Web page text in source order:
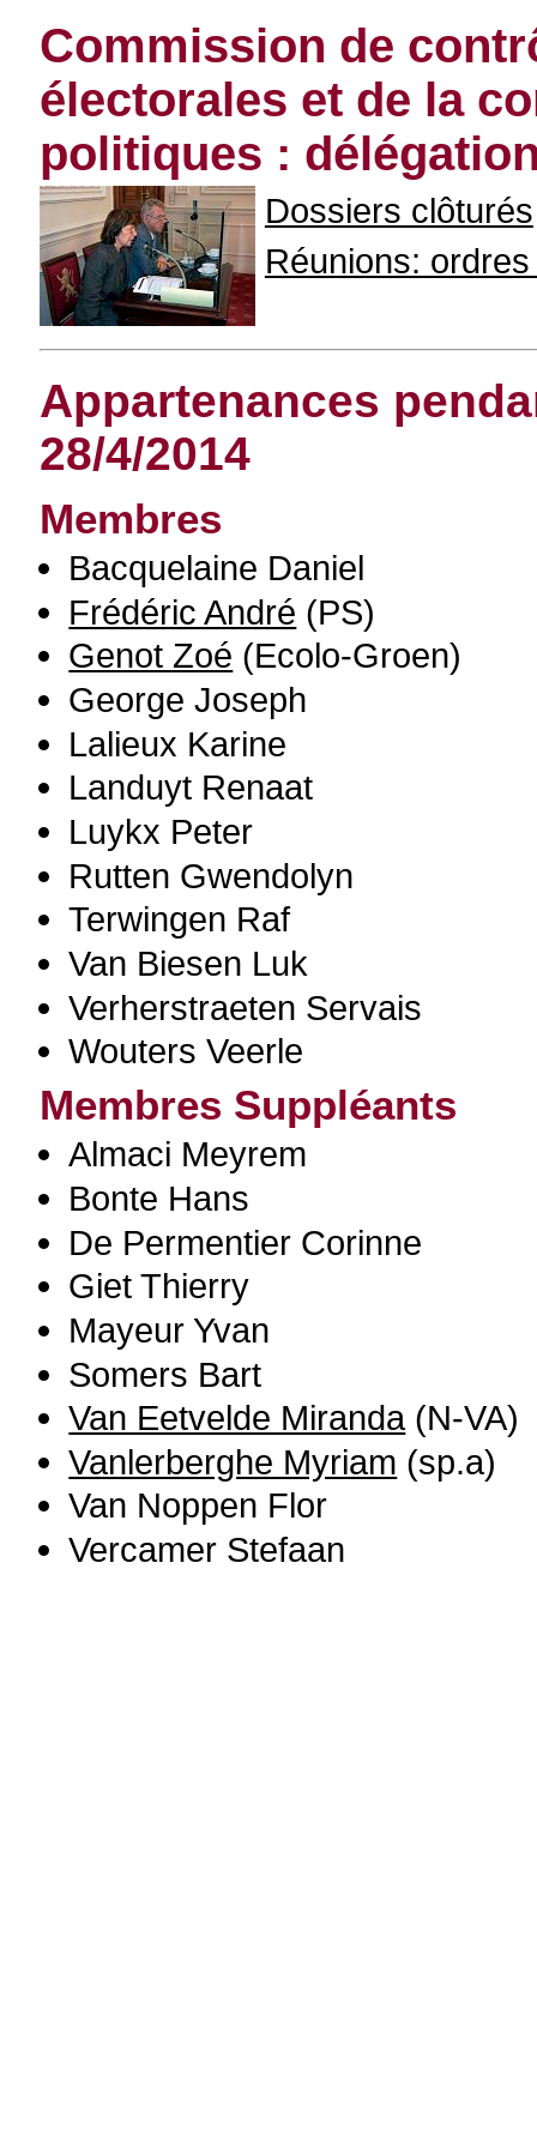
Commission de
électorales et de la
politiques :
Dossiers clôturés
Réunions:
Appartenances
28/4/2014
Membres
Bacquelaine Daniel
Frédéric André (PS)
Genot Zoé (Ecolo-Groen)
George Joseph
Lalieux Karine
Landuyt Renaat
Luykx Peter
Rutten Gwendolyn
Terwingen Raf
Van Biesen Luk
Verherstraeten Servais
Wouters Veerle
Membres Suppléants
Almaci Meyrem
Bonte Hans
De Permentier Corinne
Giet Thierry
Mayeur Yvan
Somers Bart
Van Eetvelde Miranda(N-VA)
Vanlerberghe Myriam (sp.a)
Van Noppen Flor
Vercamer Stefaan